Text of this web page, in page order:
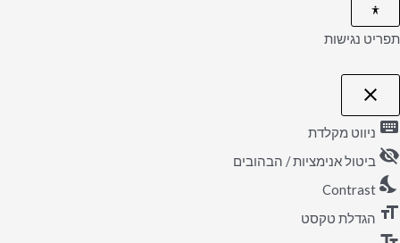
תפריט נגישות
close
פתיחה
וסגירה
של
תפריט
הנגישות
keyboard ניווט מקלדת
visibility_off ביטול אנימציות / הבהובים
nights_stay
Contrast
format_size הגדלת טקסט